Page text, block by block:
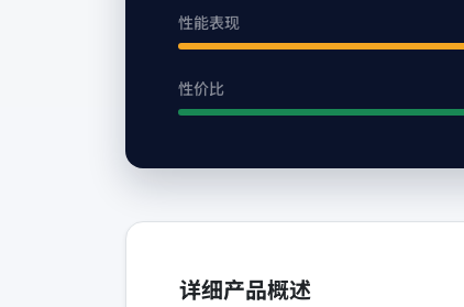
性能表现
性价比
详细产品概述